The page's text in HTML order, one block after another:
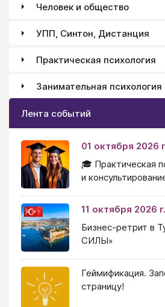
Человек и общество
УПП, Синтон, Дистанция
Практическая психология
Занимательная психология
Лента событий
01 октября 2026
🎓 Практическая
и
11 октября 2026
Бизнес-ретрит в
СИЛЫ»
Геймификация.
страницу!